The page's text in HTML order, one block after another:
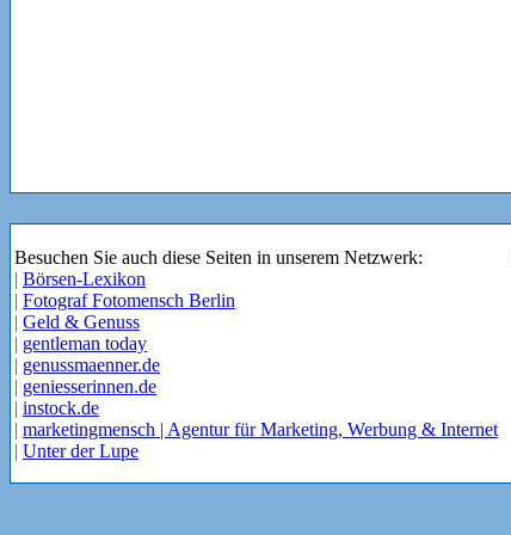
Besuchen Sie auch diese Seiten in unserem Netzwerk:
| Börsen-Lexikon
| Fotograf Fotomensch Berlin
| Geld & Genuss
| gentleman today
| genussmaenner.de
| geniesserinnen.de
| instock.de
| marketingmensch | Agentur für Marketing, Werbung & Internet
| Unter der Lupe